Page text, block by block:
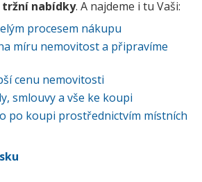
tržní nabídky. A najdeme i tu Vaši:
procesem nákupu
míru nemovitost a připravíme
cenu nemovitosti
smlouvy a vše ke koupi
po koupi prostřednictvím místních